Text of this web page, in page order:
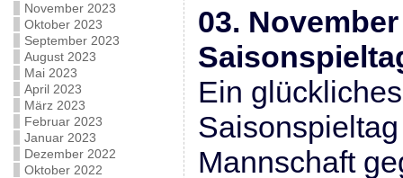
November 2023
Oktober 2023
September 2023
August 2023
Mai 2023
April 2023
März 2023
Februar 2023
Januar 2023
Dezember 2022
Oktober 2022
03.
Ein
Mannschaft